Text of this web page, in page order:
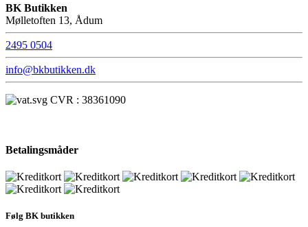
BK Butikken
Mølletoften 13, Ådum
2495 0504
info@bkbutikken.dk
CVR : 38361090
Betalingsmåder
Følg BK butikken